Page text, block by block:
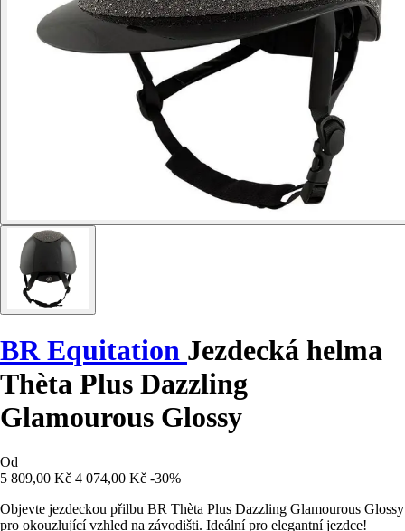
BR Equitation Jezdecká helma
Thèta Plus Dazzling
Glamourous Glossy
Od
5 809,00 Kč 4 074,00 Kč -30%
Objevte jezdeckou přilbu BR Thèta Plus Dazzling Glamourous Glossy
pro okouzlující vzhled na závodišti. Ideální pro elegantní jezdce!